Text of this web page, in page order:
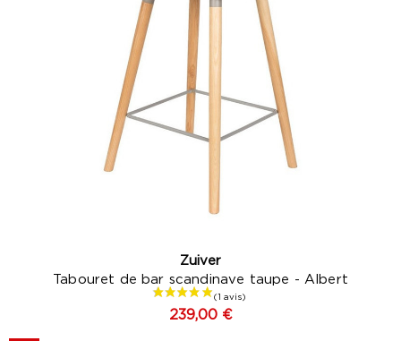
Zuiver
Tabouret de bar scandinave taupe - Albert
239,00 €